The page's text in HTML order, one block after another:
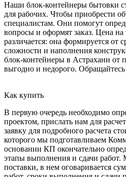
Наши блок-контейнеры бытовки
для рабочих. Чтобы приобрести
специалистам. Они помогут
вопросы и оформят заказ. Цена на
различается: она формируется от
сложности и наполнения
блок-контейнеры в Астрахани от
выгодно и недорого.
Как купить
В первую очередь необходимо
проектом, прислать нам для
заявку для подробного расчета
которого мы подготавливаем
основании КП окончательно
этапы выполнения и сдачи работ.
поставки, в нем оговаривается